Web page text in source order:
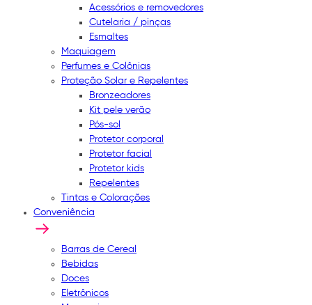
Acessórios e removedores
Cutelaria / pinças
Esmaltes
Maquiagem
Perfumes e Colônias
Proteção Solar e Repelentes
Bronzeadores
Kit pele verão
Pós-sol
Protetor corporal
Protetor facial
Protetor kids
Repelentes
Tintas e Colorações
Conveniência
Barras de Cereal
Bebidas
Doces
Eletrônicos